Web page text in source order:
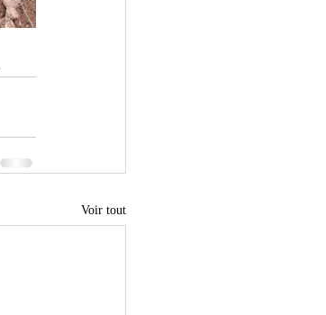
Voir tout